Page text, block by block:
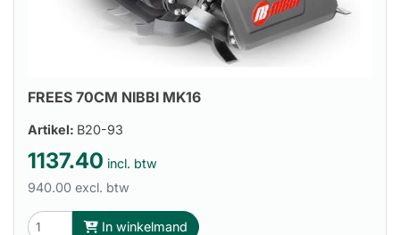
FREES 70CM NIBBI MK16
Artikel: B20-93
1137.40 incl. btw
940.00 excl. btw
In winkelmand